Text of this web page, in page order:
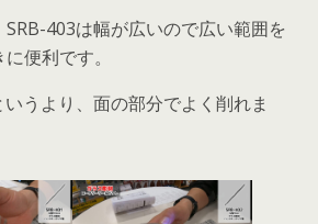
403は幅が広いので広い範囲を
便利です。
うより、面の部分でよく削れま